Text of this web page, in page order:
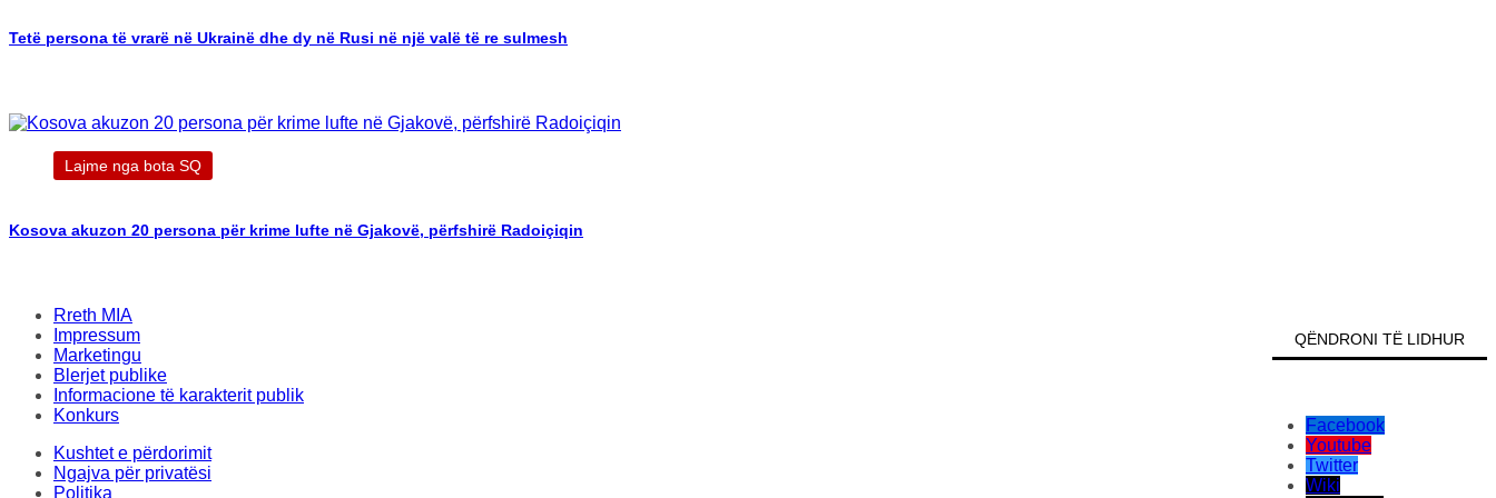
Tetë persona të vrarë në Ukrainë dhe dy në Rusi në një valë të re sulmesh
Lajme nga bota SQ
Kosova akuzon 20 persona për krime lufte në Gjakovë, përfshirë Radoiçiqin
QËNDRONI TË LIDHUR
Facebook
Youtube
Twitter
Wiki
Rreth MIA
Impressum
Marketingu
Blerjet publike
Informacione të karakterit publik
Konkurs
Kushtet e përdorimit
Ngajva për privatësi
Politika